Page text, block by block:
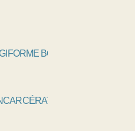
BOVINE, ESB